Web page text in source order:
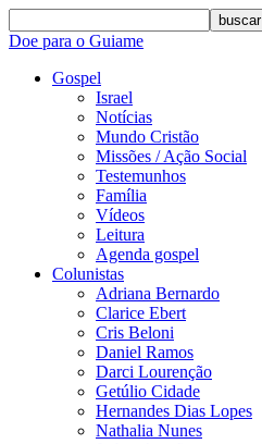
buscar
Doe para o Guiame
Gospel
Israel
Notícias
Mundo Cristão
Missões / Ação Social
Testemunhos
Família
Vídeos
Leitura
Agenda gospel
Colunistas
Adriana Bernardo
Clarice Ebert
Cris Beloni
Daniel Ramos
Darci Lourenção
Getúlio Cidade
Hernandes Dias Lopes
Nathalia Nunes